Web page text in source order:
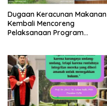
Dugaan Keracunan Makanan
Kembali Mencoreng
Pelaksanaan Program
Bersama Kota Dumai